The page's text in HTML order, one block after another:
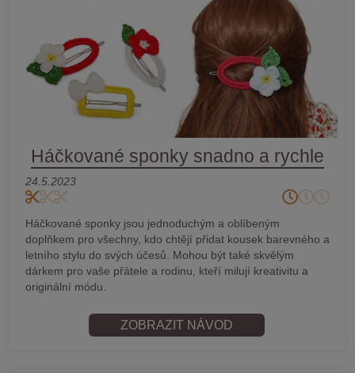
Háčkované sponky snadno a rychle
24.5.2023
Háčkované sponky jsou jednoduchým a oblíbeným
doplňkem pro všechny, kdo chtějí přidat kousek barevného a
letního stylu do svých účesů. Mohou být také skvělým
dárkem pro vaše přátele a rodinu, kteří milují kreativitu a
originální módu.
ZOBRAZIT NÁVOD